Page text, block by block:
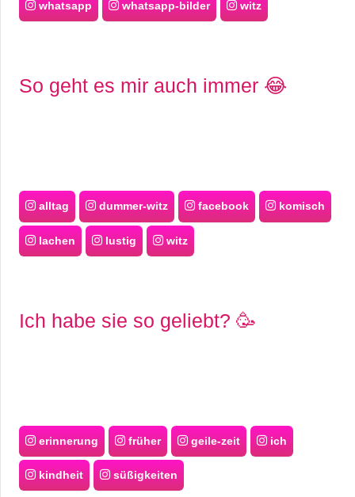
whatsapp whatsapp-bilder witz
So geht es mir auch immer 😂
alltag dummer-witz facebook komisch
lachen lustig witz
Ich habe sie so geliebt? 🥳
erinnerung früher geile-zeit ich
kindheit süßigkeiten